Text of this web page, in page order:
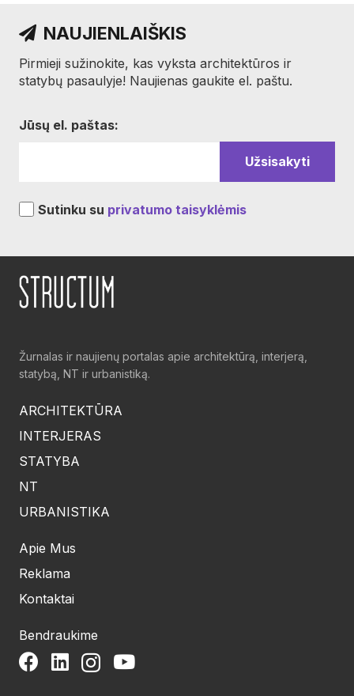
NAUJIENLAIŠKIS
Pirmieji sužinokite, kas vyksta architektūros ir
statybų pasaulyje! Naujienas gaukite el. paštu.
Jūsų el. paštas:
Sutinku su privatumo taisyklėmis
Žurnalas ir naujienų portalas apie architektūrą, interjerą,
statybą, NT ir urbanistiką.
ARCHITEKTŪRA
INTERJERAS
STATYBA
NT
URBANISTIKA
Apie Mus
Reklama
Kontaktai
Bendraukime